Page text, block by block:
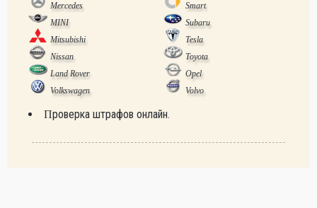
Mercedes
Smart
MINI
Subaru
Mitsubishi
Tesla
Nissan
Toyota
Land Rover
Opel
Volkswagen
Volvo
Проверка штрафов онлайн.